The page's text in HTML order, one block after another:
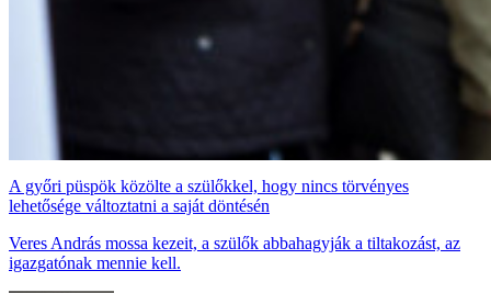
A győri püspök közölte a szülőkkel, hogy nincs törvényes
lehetősége változtatni a saját döntésén
Veres András mossa kezeit, a szülők abbahagyják a tiltakozást, az
igazgatónak mennie kell.